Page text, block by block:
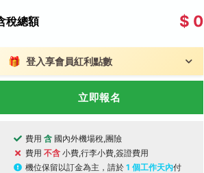
稅總額 $ 0
🎁 登入享會員紅利點數
立即報名
費用 含 國內外機場稅,團險
費用 不含 小費,行李小費,簽證費用
機位保留以訂金為主，請於 1 個工作天內付